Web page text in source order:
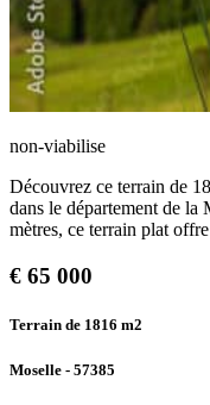
non-viabilise
Découvrez ce terrain de
dans le département de la
mètres, ce terrain plat
€ 65 000
Terrain de 1816 m2
Moselle - 57385